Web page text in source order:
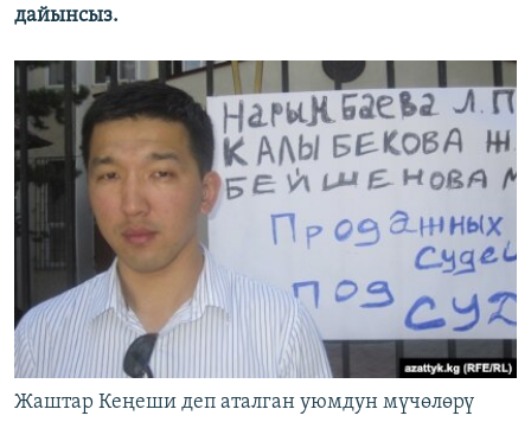
дайынсыз.
Жаштар Кеңеши деп аталган уюмдун мүчөлөрү